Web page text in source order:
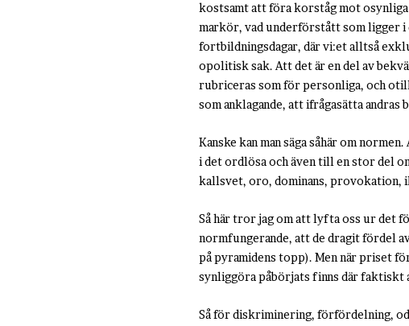
kostsamt att föra korståg mot osynliga
markör, vad underförstått som ligger i
fortbildningsdagar, där vi:et alltså
opolitisk sak. Att det är en del av
rubriceras som för personliga, och
som anklagande, att ifrågasätta
Kanske kan man säga såhär om
i det ordlösa och även till en stor del
kallsvet, oro, dominans, provokation,
Så här tror jag om att lyfta oss ur det
normfungerande, att de dragit fördel
på pyramidens topp). Men när priset
synliggöra påbörjats finns där faktiskt
Så för diskriminering, förfördelning,